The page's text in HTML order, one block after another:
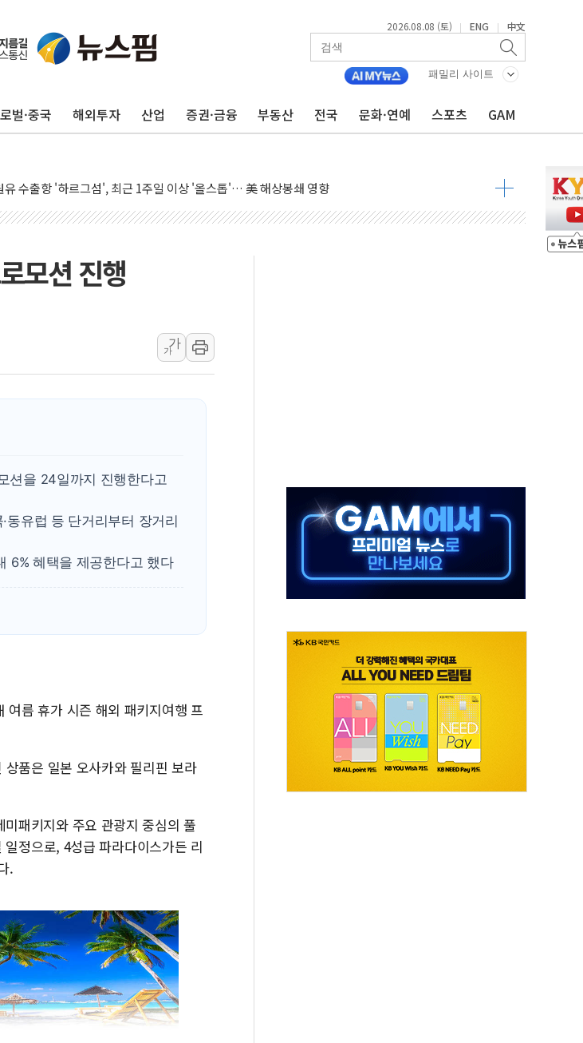
2026.08.08 (토) | ENG | 中文
패밀리 사이트
벌·중국 해외투자 산업 증권·금융 부동산 전국 문화·연예 스포츠 GAM
고용 예상 밖 부진에 연준 금리 인상 가능성 낮아지며 상승… STOXX 600 지수는 나흘 연속 최고치
기세 꺾이나…고용 감소에 9월 동결 전망 우세
·자폐증 행정명령 검토…"이르면 다음 주"
에 엔화 장중 급등…시장은 "또 개입했나" 촉각
뉴욕 반도체주 프리뷰...美 고용 쇼크에 반도체주 '활짝'
고용 2만3000명 감소 '쇼크'…9월 금리 인상 기대 후퇴
수니파 3개국, 공동방위협정 체결
전 특징주...아틀라시안·클라우드플레어·태양광주↑ VS 트레이드데스크·웬디스↓
DPAA와 MOU… "6·25 미군 실종자 7359명 끝까지 찾겠다"
내려야"…파월 때와 달리 워시엔 톤 낮춰
양광, 대한민국 다음 100년 밑거름…수도권 집중 완화 전환점"
과 에르도안의 만남
모션 진행
가
가
션을 24일까지 진행한다고
동유럽 등 단거리부터 장거리
6% 혜택을 제공한다고 했다
여름 휴가 시즌 해외 패키지여행 프
품은 일본 오사카와 필리핀 보라
패키지와 주요 관광지 중심의 풀
정으로, 4성급 파라다이스가든 리
.